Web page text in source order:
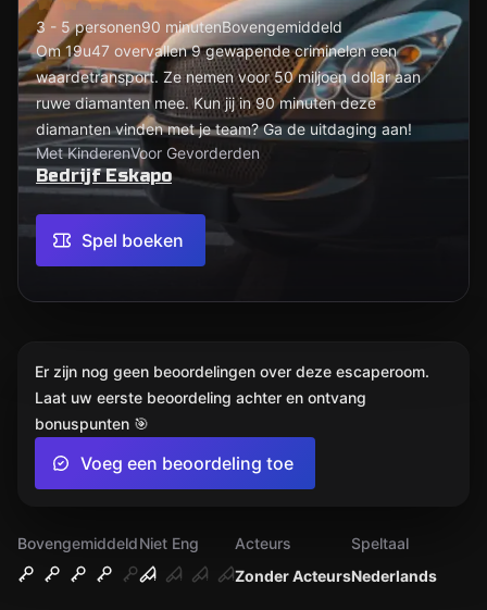
3 - 5 personen90 minutenBovengemiddeld
Om 19u47 overvallen 9 gewapende criminelen een
waardetransport. Ze nemen voor 50 miljoen dollar aan
ruwe diamanten mee. Kun jij in 90 minuten deze
diamanten vinden met je team? Ga de uitdaging aan!
Met KinderenVoor Gevorderden
Bedrijf Eskapo
Spel boeken
BovengemiddeldNiet Eng
Zonder Acteurs
Acteurs
Nederlands
Speltaal
Er zijn nog geen beoordelingen over deze escaperoom.
Laat uw eerste beoordeling achter en ontvang
bonuspunten 🎯
Voeg een beoordeling toe